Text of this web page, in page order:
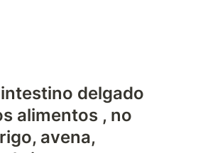
delgado
alimentos , no
avena,